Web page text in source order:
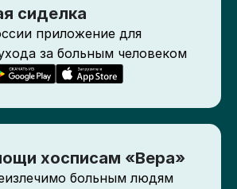
сиделка
приложение для
за больным человеком
хосписам «Вера»
больным людям